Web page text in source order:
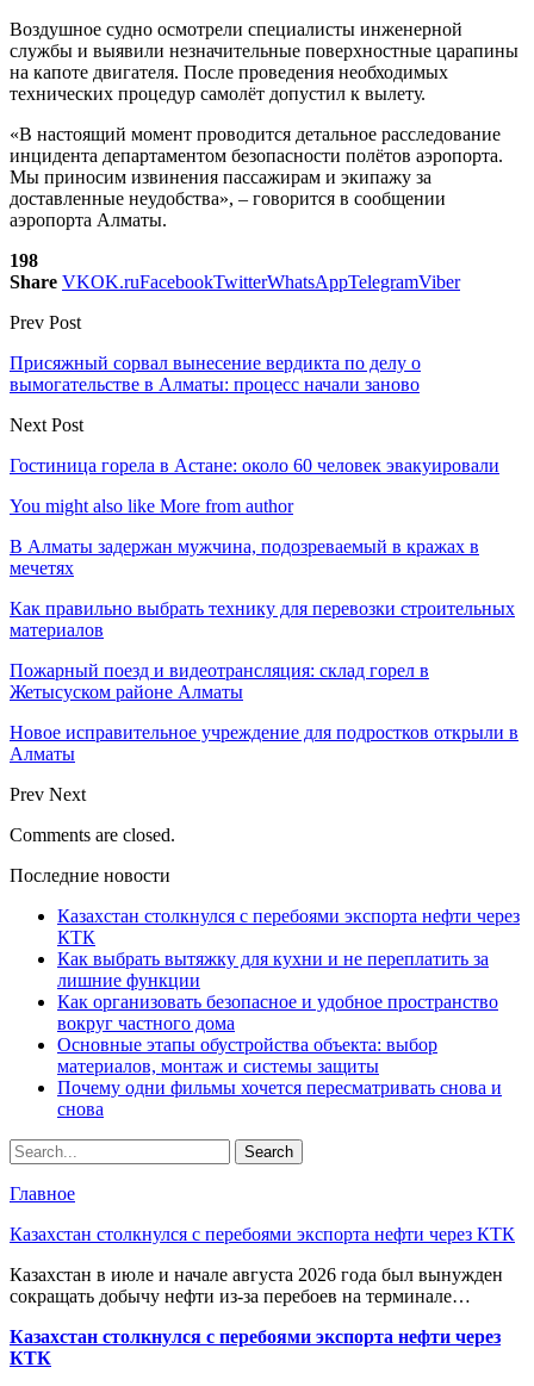
Воздушное судно осмотрели специалисты инженерной
службы и выявили незначительные поверхностные царапины
на капоте двигателя. После проведения необходимых
технических процедур самолёт допустил к вылету.
«В настоящий момент проводится детальное расследование
инцидента департаментом безопасности полётов аэропорта.
Мы приносим извинения пассажирам и экипажу за
доставленные неудобства», – говорится в сообщении
аэропорта Алматы.
198
Share VKOK.ruFacebookTwitterWhatsAppTelegramViber
Prev Post
Присяжный сорвал вынесение вердикта по делу о
вымогательстве в Алматы: процесс начали заново
Next Post
Гостиница горела в Астане: около 60 человек эвакуировали
You might also like More from author
В Алматы задержан мужчина, подозреваемый в кражах в
мечетях
Как правильно выбрать технику для перевозки строительных
материалов
Пожарный поезд и видеотрансляция: склад горел в
Жетысуском районе Алматы
Новое исправительное учреждение для подростков открыли в
Алматы
Prev Next
Comments are closed.
Последние новости
Казахстан столкнулся с перебоями экспорта нефти через
КТК
Как выбрать вытяжку для кухни и не переплатить за
лишние функции
Как организовать безопасное и удобное пространство
вокруг частного дома
Основные этапы обустройства объекта: выбор
материалов, монтаж и системы защиты
Почему одни фильмы хочется пересматривать снова и
снова
Главное
Казахстан столкнулся с перебоями экспорта нефти через КТК
Казахстан в июле и начале августа 2026 года был вынужден
сокращать добычу нефти из-за перебоев на терминале…
Казахстан столкнулся с перебоями экспорта нефти через
КТК